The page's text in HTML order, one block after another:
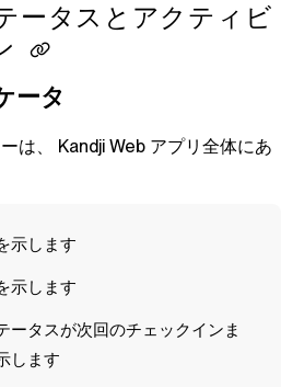
ータスとアクティビ
ータ
は、 Kandji Web アプリ全体にあ
示します
示します
ータスが次回のチェックインま
します